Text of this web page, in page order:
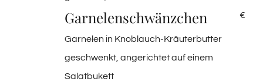
Garnelenschwänzchen €
Garnelen in Knoblauch-Kräuterbutter
geschwenkt, angerichtet auf einem
Salatbukett